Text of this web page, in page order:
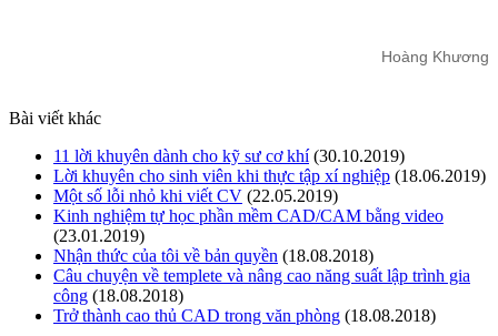
Hoàng Khương
Bài viết khác
11 lời khuyên dành cho kỹ sư cơ khí(30.10.2019)
Lời khuyên cho sinh viên khi thực tập xí nghiệp (18.06.2019)
Một số lỗi nhỏ khi viết CV (22.05.2019)
Kinh nghiệm tự học phần mềm CAD/CAM bằng video
(23.01.2019)
Nhận thức của tôi về bản quyền (18.08.2018)
Câu chuyện về templete và nâng cao năng suất lập trình gia
công (18.08.2018)
Trở thành cao thủ CAD trong văn phòng (18.08.2018)